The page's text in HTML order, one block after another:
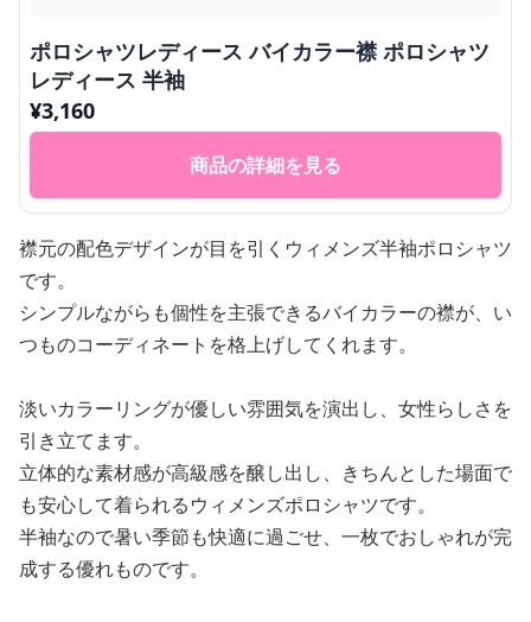
ポロシャツレディース バイカラー襟 ポロシャツ
レディース 半袖
¥3,160
商品の詳細を見る
襟元の配色デザインが目を引くウィメンズ半袖ポロシャツ
です。
シンプルながらも個性を主張できるバイカラーの襟が、い
つものコーディネートを格上げしてくれます。
淡いカラーリングが優しい雰囲気を演出し、女性らしさを
引き立てます。
立体的な素材感が高級感を醸し出し、きちんとした場面で
も安心して着られるウィメンズポロシャツです。
半袖なので暑い季節も快適に過ごせ、一枚でおしゃれが完
成する優れものです。